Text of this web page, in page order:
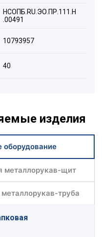
НСОПБ.RU.ЭО.ПР.111.Н
.00491
10793957
40
изделия
оборудование
металлорукав-щит
труба